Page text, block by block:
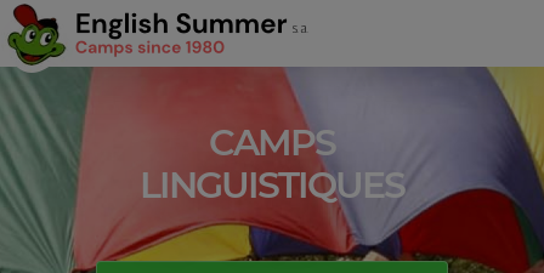
CAMPS
LINGUISTIQUES